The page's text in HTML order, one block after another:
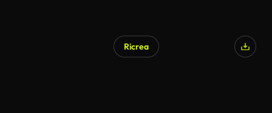
Ricrea